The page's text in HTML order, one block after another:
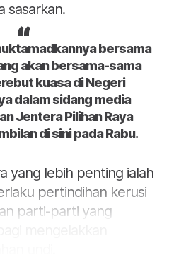
sasarkan.
bersama
akan bersama-sama
kuasa di Negeri
dalam sidang media
Jentera Pilihan Raya
di sini pada Rabu.
yang lebih penting ialah
pertindihan kerusi
parti-parti yang